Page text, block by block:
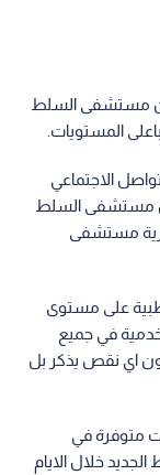
ان مستشفى السلط
المستويات.
الاجتماعي
من مستشفى السلط
مستشفى
على مستوى
في جميع
اي نقص يذكر بل
متوفرة في
خلال الايام